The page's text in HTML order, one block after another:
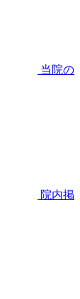
当院の
院内掲